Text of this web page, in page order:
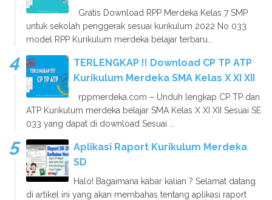
Gratis Download RPP Merdeka Kelas 7 SMP
untuk sekolah penggerak sesuai kurikulum 2022 No 033
model RPP Kurikulum merdeka belajar terbaru...
TERLENGKAP !! Download CP TP ATP
Kurikulum Merdeka SMA Kelas X XI XII
rppmerdeka.com – Unduh lengkap CP TP dan
ATP Kurikulum merdeka belajar SMA Kelas X XI XII Sesuai SE
033 yang dapat di download Sesuai ...
Aplikasi Raport Kurikulum Merdeka
SD
Halo! Bagaimana kabar kalian ? Selamat datang
di artikel ini yang akan membahas tentang aplikasi raport